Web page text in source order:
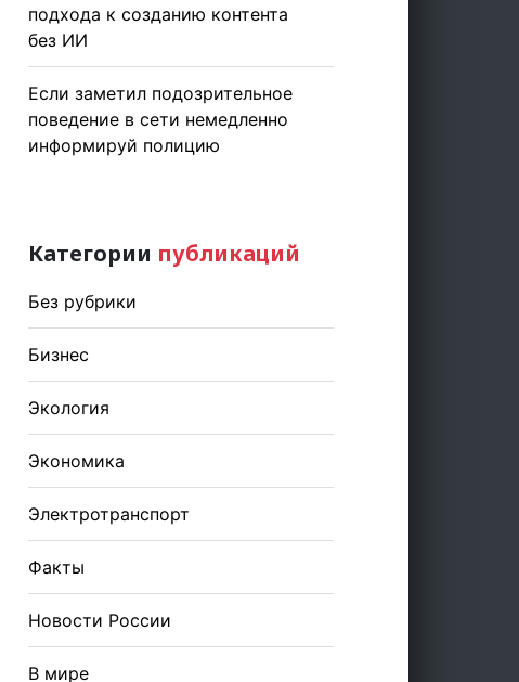
подхода к созданию контента
без ИИ
Если заметил подозрительное
поведение в сети немедленно
информируй полицию
Категории публикаций
Без рубрики
Бизнес
Экология
Экономика
Электротранспорт
Факты
Новости России
В мире